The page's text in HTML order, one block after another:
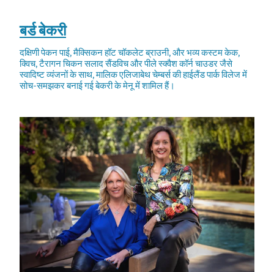
बर्ड बेकरी
दक्षिणी पेकन पाई, मैक्सिकन हॉट चॉकलेट ब्राउनी, और भव्य कस्टम केक,
क्विच, टैरागन चिकन सलाद सैंडविच और पीले स्क्वैश कॉर्न चाउडर जैसे
स्वादिष्ट व्यंजनों के साथ, मालिक एलिजाबेथ चेम्बर्स की हाईलैंड पार्क विलेज में
सोच-समझकर बनाई गई बेकरी के मेनू में शामिल हैं।